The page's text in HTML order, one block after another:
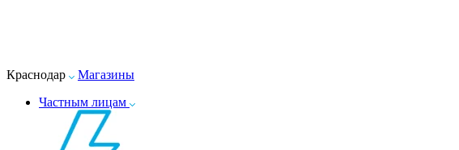
Краснодар
Магазины
Частным лицам